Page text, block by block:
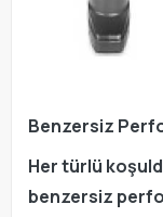
Benzersiz
Her türlü
benzersiz